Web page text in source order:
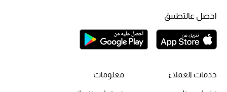
جميع مستحضرات الجمال
الجديد في عالم الجمال
خدمات العملاء معلومات
احصل عالتطبيق